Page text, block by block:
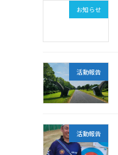
お知らせ
活動報告
活動報告